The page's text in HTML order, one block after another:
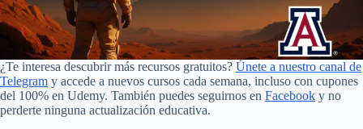
¿Te interesa descubrir más recursos gratuitos? Únete a nuestro canal de
Telegram y accede a nuevos cursos cada semana, incluso con cupones
del 100% en Udemy. También puedes seguirnos en Facebook y no
perderte ninguna actualización educativa.